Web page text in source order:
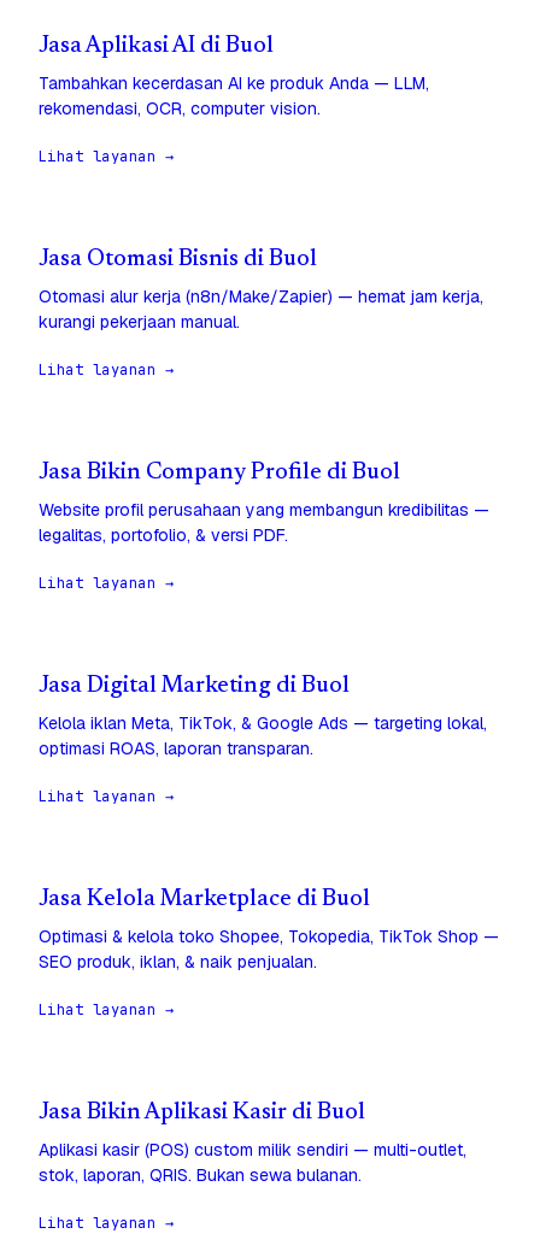
Jasa Aplikasi AI di Buol
Tambahkan kecerdasan AI ke produk Anda — LLM,
rekomendasi, OCR, computer vision.
Lihat layanan →
Jasa Otomasi Bisnis di Buol
Otomasi alur kerja (n8n/Make/Zapier) — hemat jam kerja,
kurangi pekerjaan manual.
Lihat layanan →
Jasa Bikin Company Profile di Buol
Website profil perusahaan yang membangun kredibilitas —
legalitas, portofolio, & versi PDF.
Lihat layanan →
Jasa Digital Marketing di Buol
Kelola iklan Meta, TikTok, & Google Ads — targeting lokal,
optimasi ROAS, laporan transparan.
Lihat layanan →
Jasa Kelola Marketplace di Buol
Optimasi & kelola toko Shopee, Tokopedia, TikTok Shop —
SEO produk, iklan, & naik penjualan.
Lihat layanan →
Jasa Bikin Aplikasi Kasir di Buol
Aplikasi kasir (POS) custom milik sendiri — multi-outlet,
stok, laporan, QRIS. Bukan sewa bulanan.
Lihat layanan →